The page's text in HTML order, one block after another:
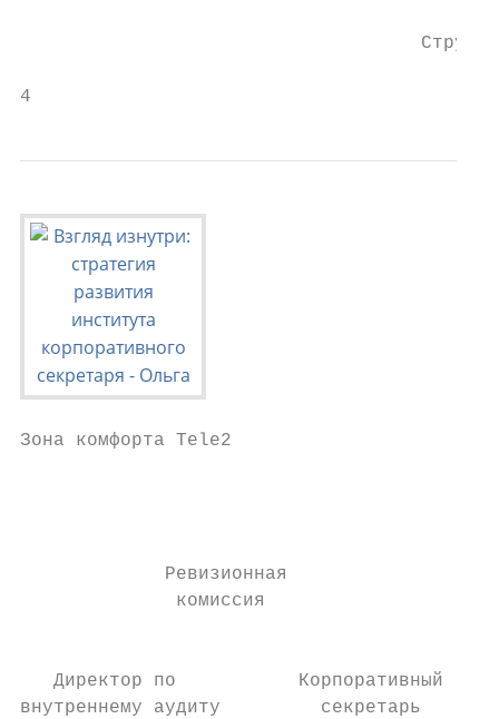
4
Зона комфорта Tele2
             Ревизионная
              комиссия
   Директор по           Корпоративный
внутреннему аудиту         секретарь